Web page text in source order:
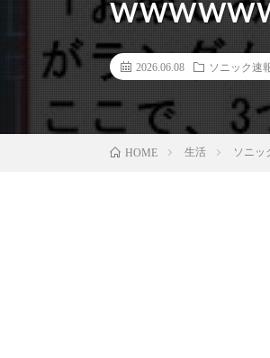
2026.06.08 ソニック速
HOME 生活 ソニッ